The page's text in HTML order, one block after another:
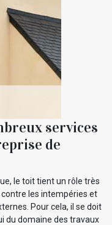
services
de
le toit tient un rôle très
les intempéries et
Pour cela, il se doit
du domaine des travaux